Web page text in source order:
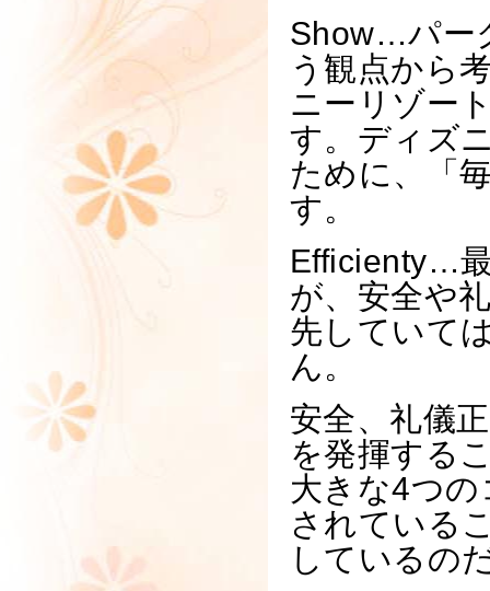
Show…パー
う観点から
ニーリゾー
す。ディズ
ために、「
す。
Efficienty…
が、安全や
先していて
ん。
安全、礼儀
を発揮する
大きな4つ
されている
しているの